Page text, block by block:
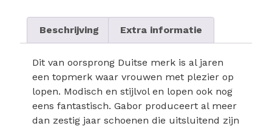
Beschrijving Extra informatie
Dit van oorsprong Duitse merk is al jaren
een topmerk waar vrouwen met plezier op
lopen. Modisch en stijlvol en lopen ook nog
eens fantastisch. Gabor produceert al meer
dan zestig jaar schoenen die uitsluitend zijn